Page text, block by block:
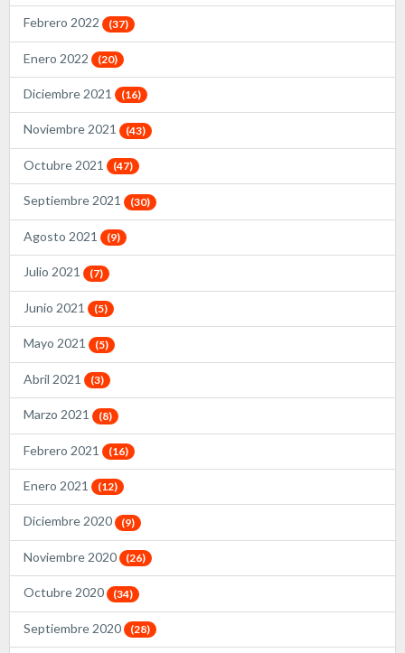
Febrero 2022 (37)
Enero 2022 (20)
Diciembre 2021 (16)
Noviembre 2021 (43)
Octubre 2021 (47)
Septiembre 2021 (30)
Agosto 2021 (9)
Julio 2021 (7)
Junio 2021 (5)
Mayo 2021 (5)
Abril 2021 (3)
Marzo 2021 (8)
Febrero 2021 (16)
Enero 2021 (12)
Diciembre 2020 (9)
Noviembre 2020 (26)
Octubre 2020 (34)
Septiembre 2020 (28)